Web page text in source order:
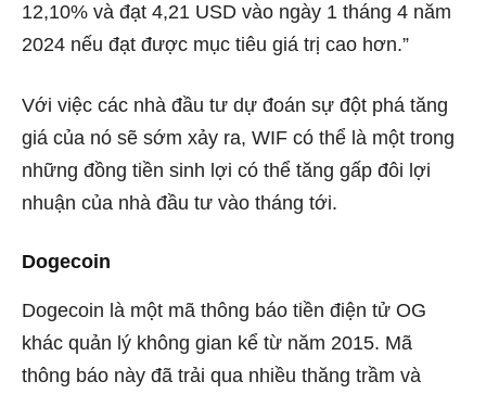
12,10% và đạt 4,21 USD vào ngày 1 tháng 4 năm
2024 nếu đạt được mục tiêu giá trị cao hơn.”
Với việc các nhà đầu tư dự đoán sự đột phá tăng
giá của nó sẽ sớm xảy ra, WIF có thể là một trong
những đồng tiền sinh lợi có thể tăng gấp đôi lợi
nhuận của nhà đầu tư vào tháng tới.
Dogecoin
Dogecoin là một mã thông báo tiền điện tử OG
khác quản lý không gian kể từ năm 2015. Mã
thông báo này đã trải qua nhiều thăng trầm và